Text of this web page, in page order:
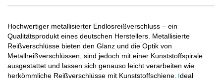
Hochwertiger metallisierter Endlosreißverschluss – ein
Qualitätsprodukt eines deutschen Herstellers. Metallisierte
Reißverschlüsse bieten den Glanz und die Optik von
Metallreißverschlüssen, sind jedoch mit einer Kunststoffspirale
ausgestattet und lassen sich genauso leicht verarbeiten wie
herkömmliche Reißverschlüsse mit Kunststoffschiene. Ideal